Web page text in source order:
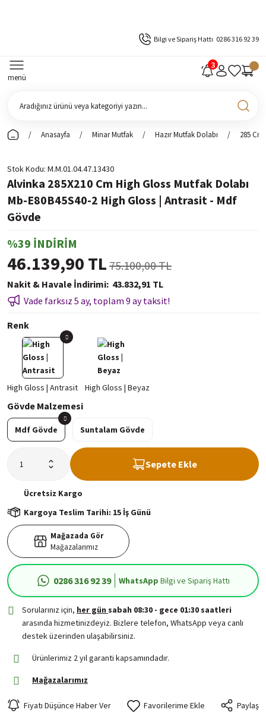
Bilgi ve Sipariş Hattı 0286 316 92 39
menü
Anasayfa Minar Mutfak Hazır Mutfak Dolabı 285 Cm
Stok Kodu M.M.01.04.47.13430
Alvinka 285X210 Cm High Gloss Mutfak Dolabı
Mb-E80B45S40-2 High Gloss | Antrasit - Mdf
Gövde
%39 İNDİRİM
46.139,90 TL 75.100,00 TL
Nakit & Havale İndirimi 43.832,91 TL
Vade farksız 5 ay, toplam 9 ay taksit!
Renk
Gövde Malzemesi
Mdf Gövde Suntalam Gövde
Sepete Ekle
Ücretsiz Kargo
Kargoya Teslim Tarihi: 15 İş Günü
Mağazada Gör
Mağazalarımız
0286 316 92 39 WhatsApp Bilgi ve Sipariş Hattı
Sorularınız için, her gün sabah 08:30 - gece 01:30 saatleri
arasında hizmetinizdeyiz. Bizlere telefon, WhatsApp veya canlı
destek üzerinden ulaşabilirsiniz.
Ürünlerimiz 2 yıl garanti kapsamındadır.
Mağazalarımız
Fiyatı Düşünce Haber Ver Paylaş